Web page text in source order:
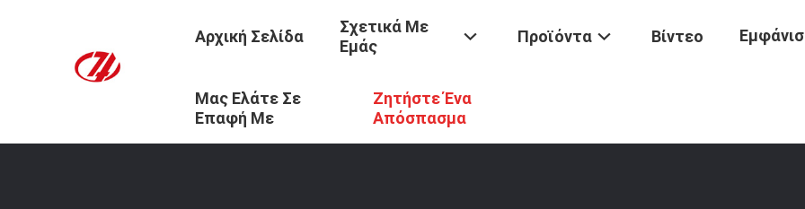
Αρχική Σελίδα
Σχετικά Με
Εμάς
Προϊόντα Βίντεο
Μας Ελάτε Σε
Επαφή Με
Ζητήστε Ένα
Απόσπασμα
Προϊόντα / Σκαριφιστήρας Εκσκαφέων / Q355B Εκσκαφέας Ripper Υψηλής Αποτελεσματικότητας